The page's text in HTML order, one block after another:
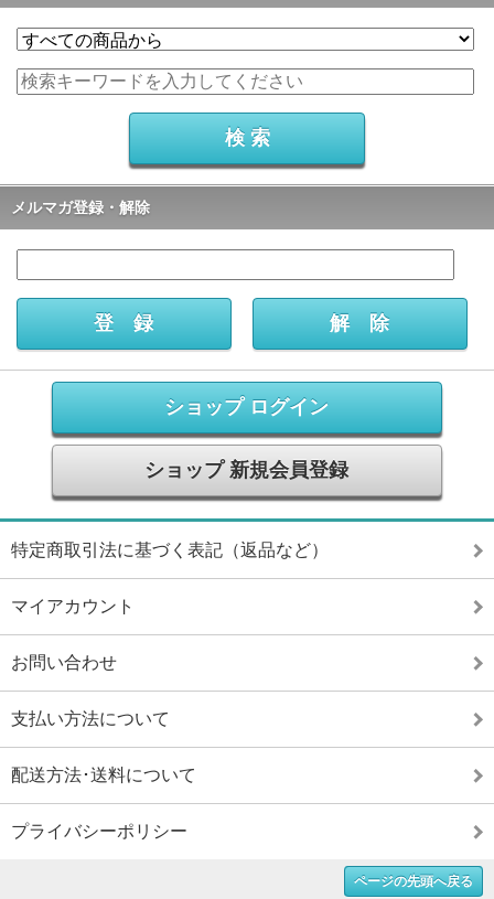
メルマガ登録・解除
ショップ ログイン
ショップ 新規会員登録
特定商取引法に基づく表記（返品など）
マイアカウント
お問い合わせ
支払い方法について
配送方法･送料について
プライバシーポリシー
ページの先頭へ戻る